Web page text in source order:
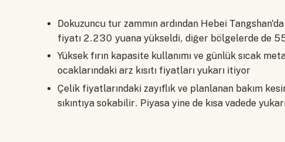
Dokuzuncu tur zammın ardından Hebei
fiyatı 2.230 yuana yükseldi, diğer bölgelerde de
Yüksek fırın kapasite kullanımı ve günlük sıcak
ocaklarındaki arz kısıtı fiyatları yukarı itiyor
Çelik fiyatlarındaki zayıflık ve planlanan bakım
sıkıntıya sokabilir. Piyasa yine de kısa vadede